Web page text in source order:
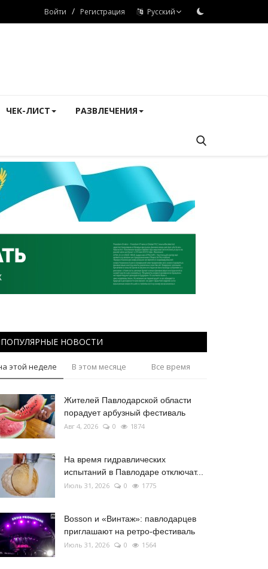
Войти / Регистрация Русский
ЧЕК-ЛИСТ РАЗВЛЕЧЕНИЯ
ПОПУЛЯРНЫЕ НОВОСТИ
этой неделе В этом месяце Все время
Жителей Павлодарской области
порадует арбузный фестиваль
Авг 4, 2026 0 1874
На время гидравлических
испытаний в Павлодаре отключат...
Июль 31, 2026 0 1775
Bosson и «Винтаж»: павлодарцев
приглашают на ретро-фестиваль
Июль 31, 2026 0 1564